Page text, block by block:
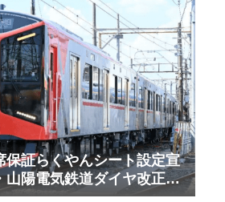
保証らくやんシート設定宣
陽電気鉄道ダイヤ改正予
)